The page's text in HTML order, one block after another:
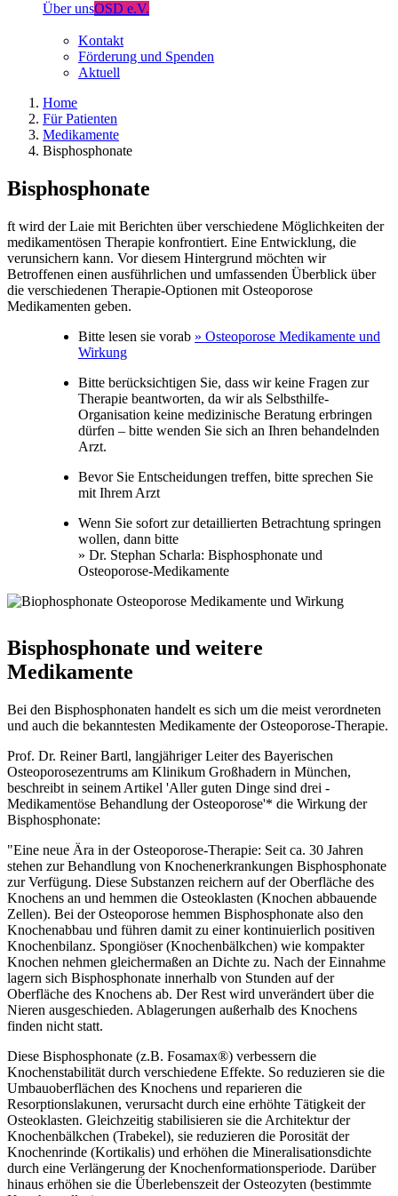
Über unsOSD e.V.
Kontakt
Förderung und Spenden
Aktuell
Home
Für Patienten
Medikamente
Bisphosphonate
Bisphosphonate
ft wird der Laie mit Berichten über verschiedene Möglichkeiten der
medikamentösen Therapie konfrontiert. Eine Entwicklung, die
verunsichern kann. Vor diesem Hintergrund möchten wir
Betroffenen einen ausführlichen und umfassenden Überblick über
die verschiedenen Therapie-Optionen mit Osteoporose
Medikamenten geben.
Bitte lesen sie vorab » Osteoporose Medikamente und
Wirkung
Bitte berücksichtigen Sie, dass wir keine Fragen zur
Therapie beantworten, da wir als Selbsthilfe-
Organisation keine medizinische Beratung erbringen
dürfen – bitte wenden Sie sich an Ihren behandelnden
Arzt.
Bevor Sie Entscheidungen treffen, bitte sprechen Sie
mit Ihrem Arzt
Wenn Sie sofort zur detaillierten Betrachtung springen
wollen, dann bitte
» Dr. Stephan Scharla: Bisphosphonate und
Osteoporose-Medikamente
Bisphosphonate und weitere
Medikamente
Bei den Bisphosphonaten handelt es sich um die meist verordneten
und auch die bekanntesten Medikamente der Osteoporose-Therapie.
Prof. Dr. Reiner Bartl, langjähriger Leiter des Bayerischen
Osteoporosezentrums am Klinikum Großhadern in München,
beschreibt in seinem Artikel 'Aller guten Dinge sind drei -
Medikamentöse Behandlung der Osteoporose'* die Wirkung der
Bisphosphonate:
"Eine neue Ära in der Osteoporose-Therapie: Seit ca. 30 Jahren
stehen zur Behandlung von Knochenerkrankungen Bisphosphonate
zur Verfügung. Diese Substanzen reichern auf der Oberfläche des
Knochens an und hemmen die Osteoklasten (Knochen abbauende
Zellen). Bei der Osteoporose hemmen Bisphosphonate also den
Knochenabbau und führen damit zu einer kontinuierlich positiven
Knochenbilanz. Spongiöser (Knochenbälkchen) wie kompakter
Knochen nehmen gleichermaßen an Dichte zu. Nach der Einnahme
lagern sich Bisphosphonate innerhalb von Stunden auf der
Oberfläche des Knochens ab. Der Rest wird unverändert über die
Nieren ausgeschieden. Ablagerungen außerhalb des Knochens
finden nicht statt.
Diese Bisphosphonate (z.B. Fosamax®) verbessern die
Knochenstabilität durch verschiedene Effekte. So reduzieren sie die
Umbauoberflächen des Knochens und reparieren die
Resorptionslakunen, verursacht durch eine erhöhte Tätigkeit der
Osteoklasten. Gleichzeitig stabilisieren sie die Architektur der
Knochenbälkchen (Trabekel), sie reduzieren die Porosität der
Knochenrinde (Kortikalis) und erhöhen die Mineralisationsdichte
durch eine Verlängerung der Knochenformationsperiode. Darüber
hinaus erhöhen sie die Überlebenszeit der Osteozyten (bestimmte